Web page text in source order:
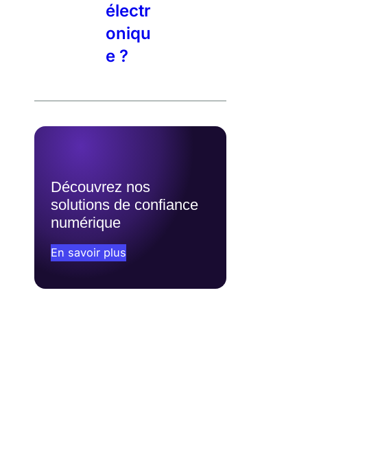
électr
oniqu
e ?
Découvrez nos
solutions de confiance
numérique
En savoir plus